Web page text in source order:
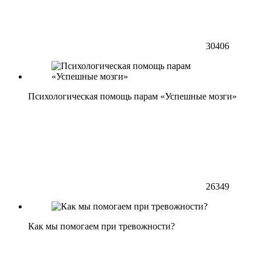
30406
Психологическая помощь парам «Успешные мозги»
26349
Как мы помогаем при тревожности?